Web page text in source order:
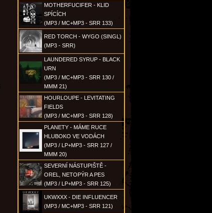
MOTHERFUCIFER - KLID
SPÍCÍCH
(MP3 / MC+MP3 - SRR 133)
RED TORCH - WYGO (SINGL)
(MP3 - SRR)
LAUNDERED SYRUP - BLACK
URN
(MP3 / MC+MP3 - SRR 130 /
MMM 21)
HOURLOUPE - LEVITATING
FIELDS
(MP3 / MC+MP3 - SRR 128)
PLANETY - MÁME RUCE
HLUBOKO VE VODÁCH
(MP3 / LP+MP3 - SRR 127 /
MMM 20)
SEVERNÍ NÁSTUPIŠTĚ -
OREL, NETOPÝR A PES
(MP3 / LP+MP3 - SRR 125)
UKWXXX - DIE INFLUENCER
(MP3 / MC+MP3 - SRR 121)